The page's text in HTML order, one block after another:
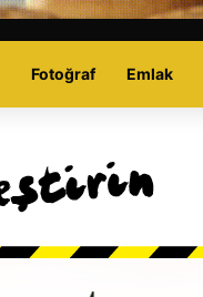
Fotoğraf Emlak